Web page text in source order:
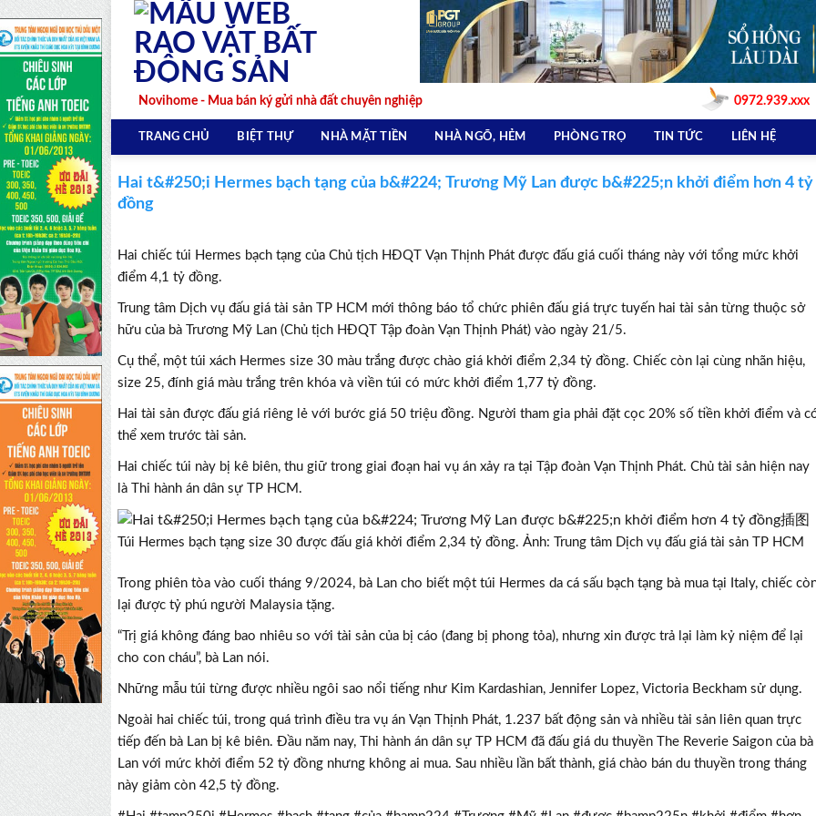
Skip
content
Novihome - Mua bán ký gửi nhà đất chuyên nghiệp 0972.939.xxx
TRANG CHỦ BIỆT THỰ NHÀ MẶT TIỀN NHÀ NGÕ, HẺM PHÒNG TRỌ TIN TỨC LIÊN HỆ
Hai t&#250;i Hermes bạch tạng của b&#224; Trương Mỹ Lan được b&#225;n khởi điểm hơn 4 tỷ
đồng
Hai chiếc túi Hermes bạch tạng của Chủ tịch HĐQT Vạn Thịnh Phát được đấu giá cuối tháng này với tổng mức khởi
điểm 4,1 tỷ đồng.
Trung tâm Dịch vụ đấu giá tài sản TP HCM mới thông báo tổ chức phiên đấu giá trực tuyến hai tài sản từng thuộc sở
hữu của bà Trương Mỹ Lan (Chủ tịch HĐQT Tập đoàn Vạn Thịnh Phát) vào ngày 21/5.
Cụ thể, một túi xách Hermes size 30 màu trắng được chào giá khởi điểm 2,34 tỷ đồng. Chiếc còn lại cùng nhãn hiệu,
size 25, đính giá màu trắng trên khóa và viền túi có mức khởi điểm 1,77 tỷ đồng.
Hai tài sản được đấu giá riêng lẻ với bước giá 50 triệu đồng. Người tham gia phải đặt cọc 20% số tiền khởi điểm và
thể xem trước tài sản.
Hai chiếc túi này bị kê biên, thu giữ trong giai đoạn hai vụ án xảy ra tại Tập đoàn Vạn Thịnh Phát. Chủ tài sản hiện nay
là Thi hành án dân sự TP HCM.
Túi Hermes bạch tạng size 30 được đấu giá khởi điểm 2,34 tỷ đồng. Ảnh: Trung tâm Dịch vụ đấu giá tài sản TP HCM
Trong phiên tòa vào cuối tháng 9/2024, bà Lan cho biết một túi Hermes da cá sấu bạch tạng bà mua tại Italy, chiếc
lại được tỷ phú người Malaysia tặng.
“Trị giá không đáng bao nhiêu so với tài sản của bị cáo (đang bị phong tỏa), nhưng xin được trả lại làm kỷ niệm để lại
cho con cháu”, bà Lan nói.
Những mẫu túi từng được nhiều ngôi sao nổi tiếng như Kim Kardashian, Jennifer Lopez, Victoria Beckham sử dụng.
Ngoài hai chiếc túi, trong quá trình điều tra vụ án Vạn Thịnh Phát, 1.237 bất động sản và nhiều tài sản liên quan trực
tiếp đến bà Lan bị kê biên. Đầu năm nay, Thi hành án dân sự TP HCM đã đấu giá du thuyền The Reverie Saigon của bà
Lan với mức khởi điểm 52 tỷ đồng nhưng không ai mua. Sau nhiều lần bất thành, giá chào bán du thuyền trong tháng
này giảm còn 42,5 tỷ đồng.